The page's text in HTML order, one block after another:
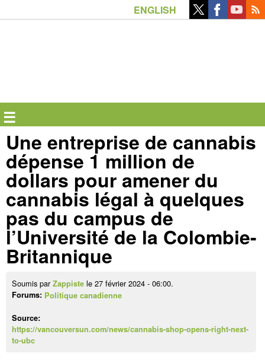
ENGLISH
☰
Une entreprise de cannabis
dépense 1 million de
dollars pour amener du
cannabis légal à quelques
pas du campus de
l’Université de la Colombie-
Britannique
Soumis parZappiste le 27 février 2024 - 06:00.
Forums: Politique canadienne
Source:
https://vancouversun.com/news/cannabis-shop-opens-right-next-
to-ubc